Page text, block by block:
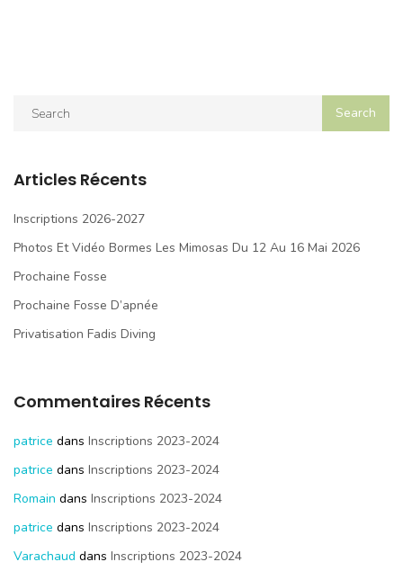
Articles Récents
Inscriptions 2026-2027
Photos Et Vidéo Bormes Les Mimosas Du 12 Au 16 Mai 2026
Prochaine Fosse
Prochaine Fosse D’apnée
Privatisation Fadis Diving
Commentaires Récents
patrice dans Inscriptions 2023-2024
patrice dans Inscriptions 2023-2024
Romain dans Inscriptions 2023-2024
patrice dans Inscriptions 2023-2024
Varachaud dans Inscriptions 2023-2024